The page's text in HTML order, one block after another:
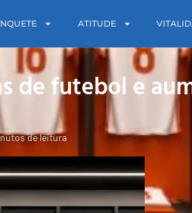
ATITUDE
de futebol e
de leitura